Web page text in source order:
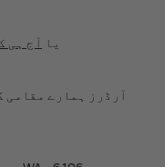
یا آج ہی
آرڈرز ہمارے مقامی